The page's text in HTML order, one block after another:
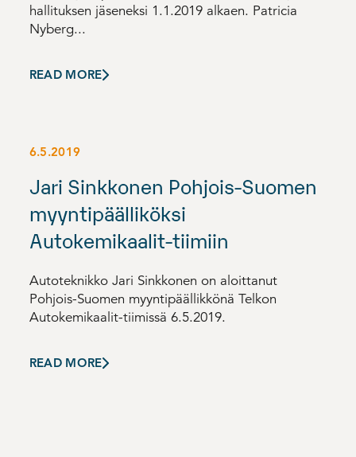
hallituksen jäseneksi 1.1.2019 alkaen. Patricia
Nyberg...
READ MORE
6.5.2019
Jari Sinkkonen Pohjois-Suomen
myyntipäälliköksi
Autokemikaalit-tiimiin
Autoteknikko Jari Sinkkonen on aloittanut
Pohjois-Suomen myyntipäällikkönä Telkon
Autokemikaalit-tiimissä 6.5.2019.
READ MORE